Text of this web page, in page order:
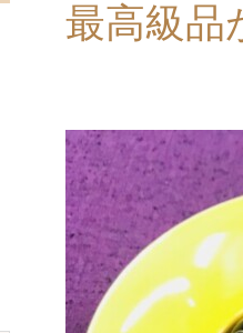
最高級品